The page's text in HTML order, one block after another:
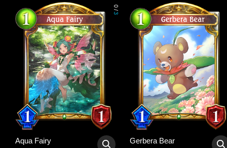
0
/
3
Aqua Fairy Gerbera Bear